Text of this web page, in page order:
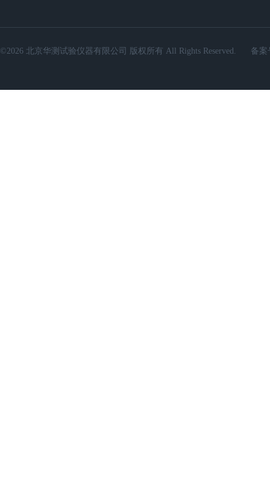
©2026 北京华测试验仪器有限公司 版权所有 All Rights Reserved. 备案